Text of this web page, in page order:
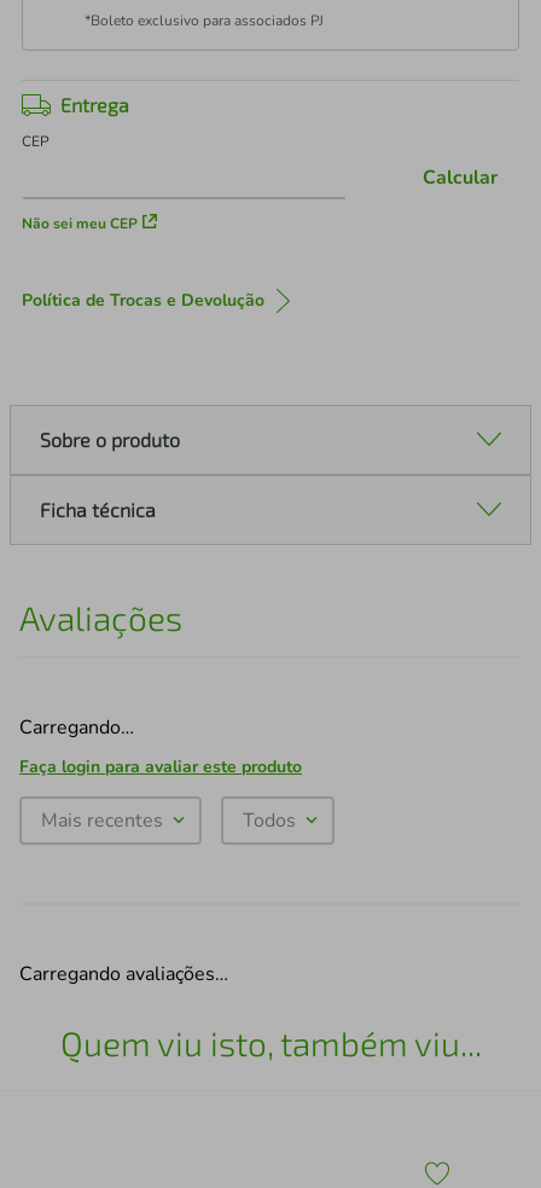
*Boleto exclusivo para associados PJ
Entrega
CEP
Não sei meu CEP
Calcular
Política de Trocas e Devolução
Sobre o produto
Ficha técnica
Avaliações
Carregando…
Faça login para avaliar este produto
Mais recentes Todos
Carregando avaliações…
Quem viu isto, também viu...